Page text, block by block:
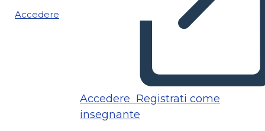
Accedere
Accedere Registrati come
insegnante